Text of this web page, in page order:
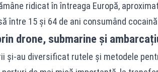
ridicat în întreaga Europă,
între 15 și 64 de ani consumând
drone, submarine și
și-au diversificat rutele și metodele